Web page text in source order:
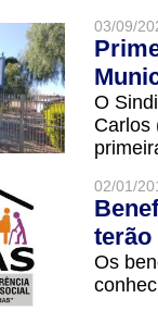
03/09/
O
Carlos
02/01/
terão
Os